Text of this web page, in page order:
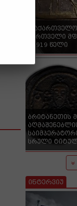
ქართველი
- 1919 წელი
ბრიტანეთის
სრული
ინტერვიუ